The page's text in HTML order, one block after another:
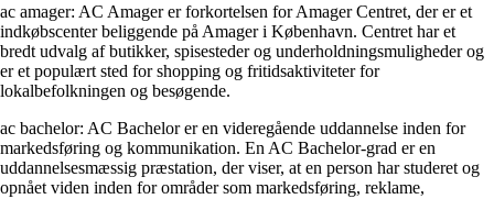
ac amager: AC Amager er forkortelsen for Amager Centret, der er et
indkøbscenter beliggende på Amager i København. Centret har et
bredt udvalg af butikker, spisesteder og underholdningsmuligheder og
er et populært sted for shopping og fritidsaktiviteter for
lokalbefolkningen og besøgende.
ac bachelor: AC Bachelor er en videregående uddannelse inden for
markedsføring og kommunikation. En AC Bachelor-grad er en
uddannelsesmæssig præstation, der viser, at en person har studeret og
opnået viden inden for områder som markedsføring, reklame,